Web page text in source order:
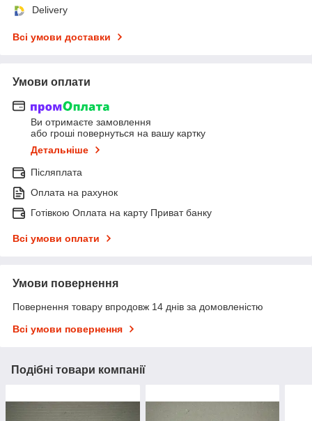
Delivery
Всі умови доставки
Умови оплати
Ви отримаєте замовлення
або гроші повернуться на вашу картку
Детальніше
Післяплата
Оплата на рахунок
Готівкою Оплата на карту Приват банку
Всі умови оплати
Умови повернення
Повернення товару впродовж 14 днів за домовленістю
Всі умови повернення
Подібні товари компанії